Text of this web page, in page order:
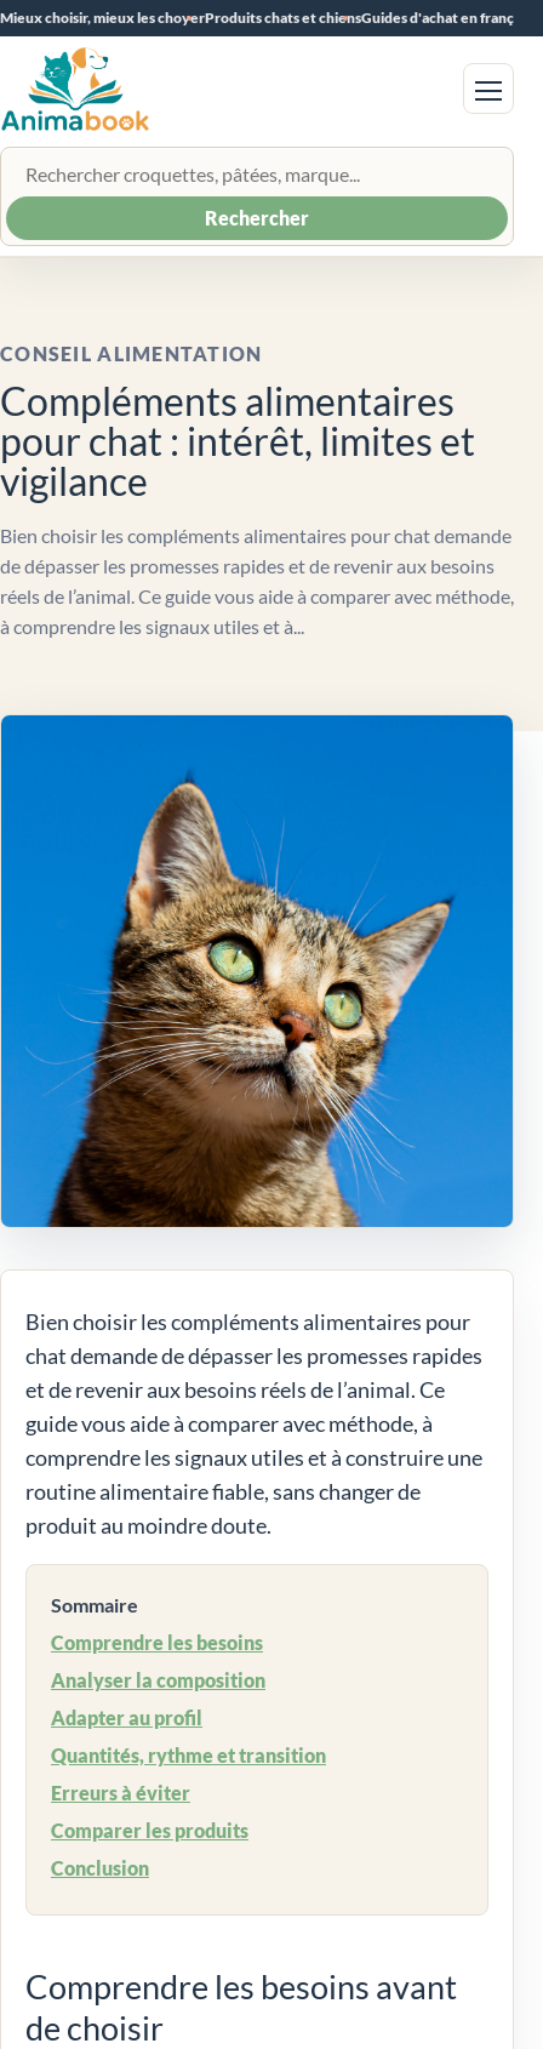
Mieux choisir, mieux les choyerProduits chats et chiensGuides d'achat en français
Rechercher un produit
Rechercher
Menu
CONSEIL ALIMENTATION
Compléments alimentaires
pour chat : intérêt, limites et
vigilance
Bien choisir les compléments alimentaires pour chat demande
de dépasser les promesses rapides et de revenir aux besoins
réels de l’animal. Ce guide vous aide à comparer avec méthode,
à comprendre les signaux utiles et à...
Bien choisir les compléments alimentaires pour
chat demande de dépasser les promesses rapides
et de revenir aux besoins réels de l’animal. Ce
guide vous aide à comparer avec méthode, à
comprendre les signaux utiles et à construire une
routine alimentaire fiable, sans changer de
produit au moindre doute.
Sommaire
Comprendre les besoins
Analyser la composition
Adapter au profil
Quantités, rythme et transition
Erreurs à éviter
Comparer les produits
Conclusion
Comprendre les besoins avant
de choisir